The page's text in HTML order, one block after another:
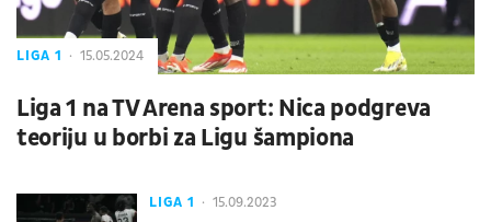
LIGA 1 15.05.2024
Liga 1 na TV Arena sport: Nica podgreva
teoriju u borbi za Ligu šampiona
LIGA 1 15.09.2023